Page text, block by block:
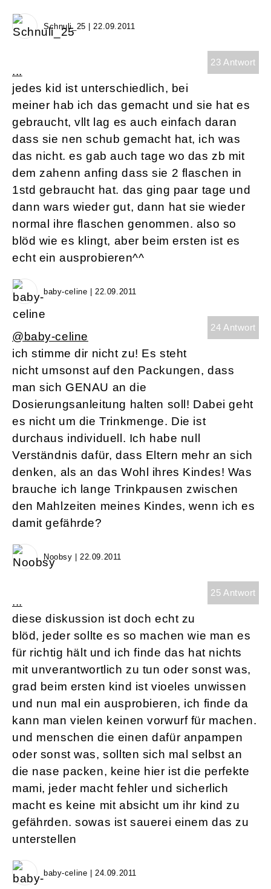
Schnuli_25 | 22.09.2011
23 Antwort
...
jedes kid ist unterschiedlich, bei
meiner hab ich das gemacht und sie hat es
gebraucht, vllt lag es auch einfach daran
dass sie nen schub gemacht hat, ich was
das nicht. es gab auch tage wo das zb mit
dem zahenn anfing dass sie 2 flaschen in
1std gebraucht hat. das ging paar tage und
dann wars wieder gut, dann hat sie wieder
normal ihre flaschen genommen. also so
blöd wie es klingt, aber beim ersten ist es
echt ein ausprobieren^^
baby-celine | 22.09.2011
24 Antwort
@baby-celine
ich stimme dir nicht zu! Es steht
nicht umsonst auf den Packungen, dass
man sich GENAU an die
Dosierungsanleitung halten soll! Dabei geht
es nicht um die Trinkmenge. Die ist
durchaus individuell. Ich habe null
Verständnis dafür, dass Eltern mehr an sich
denken, als an das Wohl ihres Kindes! Was
brauche ich lange Trinkpausen zwischen
den Mahlzeiten meines Kindes, wenn ich es
damit gefährde?
Noobsy | 22.09.2011
25 Antwort
...
diese diskussion ist doch echt zu
blöd, jeder sollte es so machen wie man es
für richtig hält und ich finde das hat nichts
mit unverantwortlich zu tun oder sonst was,
grad beim ersten kind ist vioeles unwissen
und nun mal ein ausprobieren, ich finde da
kann man vielen keinen vorwurf für machen.
und menschen die einen dafür anpampen
oder sonst was, sollten sich mal selbst an
die nase packen, keine hier ist die perfekte
mami, jeder macht fehler und sicherlich
macht es keine mit absicht um ihr kind zu
gefährden. sowas ist sauerei einem das zu
unterstellen
baby-celine | 24.09.2011